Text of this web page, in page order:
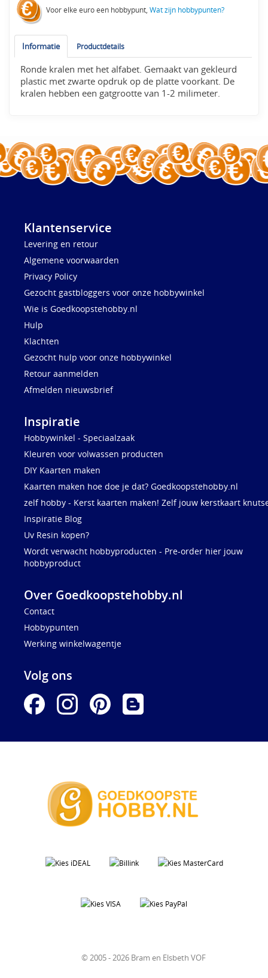
Voor elke euro een hobbypunt,Wat zijn hobbypunten?
Informatie Productdetails
Ronde kralen met het alfabet. Gemaakt van gekleurd
plastic met zwarte opdruk op de platte voorkant. De
kralen hebben een gatgrootte van 1-2 milimeter.
Klantenservice
Levering en retour
Algemene voorwaarden
Privacy Policy
Gezocht gastbloggers voor onze hobbywinkel
Wie is Goedkoopstehobby.nl
Hulp
Klachten
Gezocht hulp voor onze hobbywinkel
Retour aanmelden
Afmelden nieuwsbrief
Inspiratie
Hobbywinkel - Speciaalzaak
Kleuren voor volwassen producten
DIY Kaarten maken
Kaarten maken hoe doe je dat? Goedkoopstehobby.nl
zelf hobby - Kerst kaarten maken! Zelf jouw kerstkaart
Inspiratie Blog
Uv Resin kopen?
Wordt verwacht hobbyproducten - Pre-order hier jouw
hobbyproduct
Over Goedkoopstehobby.nl
Contact
Hobbypunten
Werking winkelwagentje
Volg ons
© 2005 - 2026 Bram en Elsbeth VOF